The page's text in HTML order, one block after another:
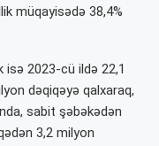
müqayisədə 38,4%
2023-cü ildə 22,1
dəqiqəyə qalxaraq,
sabit şəbəkədən
3,2 milyon